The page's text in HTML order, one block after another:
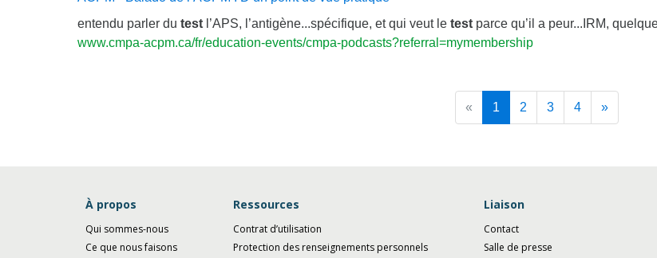
entendu parler du test l’APS, l’antigène...spécifique, et qui veut le test parce qu’il a peur...IRM,
www.cmpa-acpm.ca/fr/education-events/cmpa-podcasts?referral=mymembership
« 1 2 3 4 »
À propos
Qui sommes-nous
Ce que nous faisons
Ressources
Contrat d’utilisation
Protection des renseignements personnels
Liaison
Contact
Salle de presse